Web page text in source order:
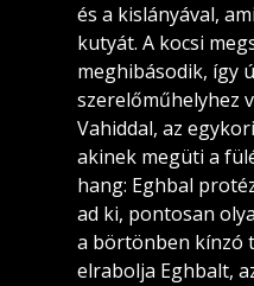
és a kislányával,
kutyát. A kocsi
meghibásodik, így
szerelőműhelyhez
Vahiddal, az
akinek megüti a
hang: Eghbal
ad ki, pontosan
a börtönben kínzó
elrabolja Eghbalt,